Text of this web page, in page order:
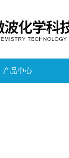
产品中心